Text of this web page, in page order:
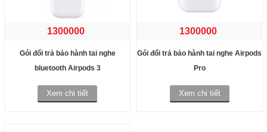
1300000
Gói đổi trả bảo hành tai nghe
bluetooth Airpods 3
Xem chi tiết
1300000
Gói đổi trả bảo hành tai nghe Airpods
Pro
Xem chi tiết